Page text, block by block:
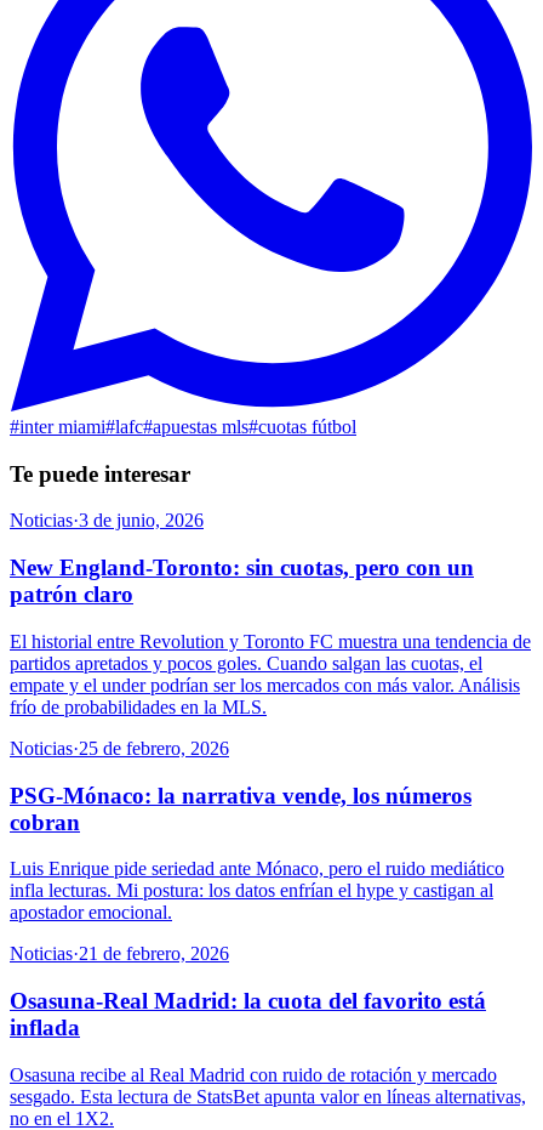
#inter miami#lafc#apuestas mls#cuotas fútbol
Te puede interesar
Noticias·3 de junio, 2026
New England-Toronto: sin cuotas, pero con un
patrón claro
El historial entre Revolution y Toronto FC muestra una tendencia de
partidos apretados y pocos goles. Cuando salgan las cuotas, el
empate y el under podrían ser los mercados con más valor. Análisis
frío de probabilidades en la MLS.
Noticias·25 de febrero, 2026
PSG-Mónaco: la narrativa vende, los números
cobran
Luis Enrique pide seriedad ante Mónaco, pero el ruido mediático
infla lecturas. Mi postura: los datos enfrían el hype y castigan al
apostador emocional.
Noticias·21 de febrero, 2026
Osasuna-Real Madrid: la cuota del favorito está
inflada
Osasuna recibe al Real Madrid con ruido de rotación y mercado
sesgado. Esta lectura de StatsBet apunta valor en líneas alternativas,
no en el 1X2.